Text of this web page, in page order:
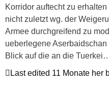
Korridor auftecht zu
nicht zuletzt wg. der
Armee durchgreifend zu
ueberlegene
Blick auf die an die Tuerkei
Last edited 11 Monate her